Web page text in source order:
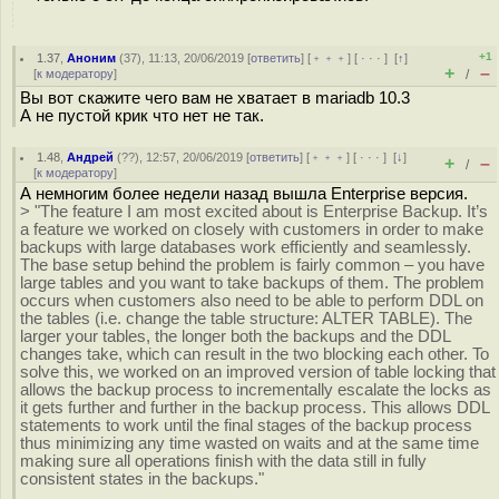
1.37 ,Аноним (37), 11:13, 20/06/2019 [ответить] [ ﹢﹢﹢] [ · · ·][↑]
[к модератору]
+1
+ / –
Вы вот скажите чего вам не хватает в mariadb 10.3
А не пустой крик что нет не так.
1.48 ,Андрей (??), 12:57, 20/06/2019 [ответить] [ ﹢﹢﹢] [ · · ·][↓]
[к модератору] + / –
А немногим более недели назад вышла Enterprise версия.
> "The feature I am most excited about is Enterprise Backup. It’s
a feature we worked on closely with customers in order to make
backups with large databases work efficiently and seamlessly.
The base setup behind the problem is fairly common – you have
large tables and you want to take backups of them. The problem
occurs when customers also need to be able to perform DDL on
the tables (i.e. change the table structure: ALTER TABLE). The
larger your tables, the longer both the backups and the DDL
changes take, which can result in the two blocking each other. To
solve this, we worked on an improved version of table locking that
allows the backup process to incrementally escalate the locks as
it gets further and further in the backup process. This allows DDL
statements to work until the final stages of the backup process
thus minimizing any time wasted on waits and at the same time
making sure all operations finish with the data still in fully
consistent states in the backups."